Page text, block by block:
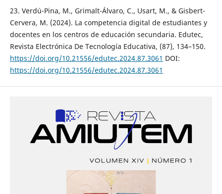
23. Verdú-Pina, M., Grimalt-Álvaro, C., Usart, M., & Gisbert-
Cervera, M. (2024). La competencia digital de estudiantes y
docentes en los centros de educación secundaria. Edutec,
Revista Electrónica De Tecnología Educativa, (87), 134–150.
https://doi.org/10.21556/edutec.2024.87.3061 DOI:
https://doi.org/10.21556/edutec.2024.87.3061